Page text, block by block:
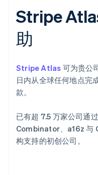
Stripe
助
Stripe Atlas 可为贵公
日内从全球任何地点完
款。
已有超 7.5 万家公司通
Combinator、a16z 与
构支持的初创公司。